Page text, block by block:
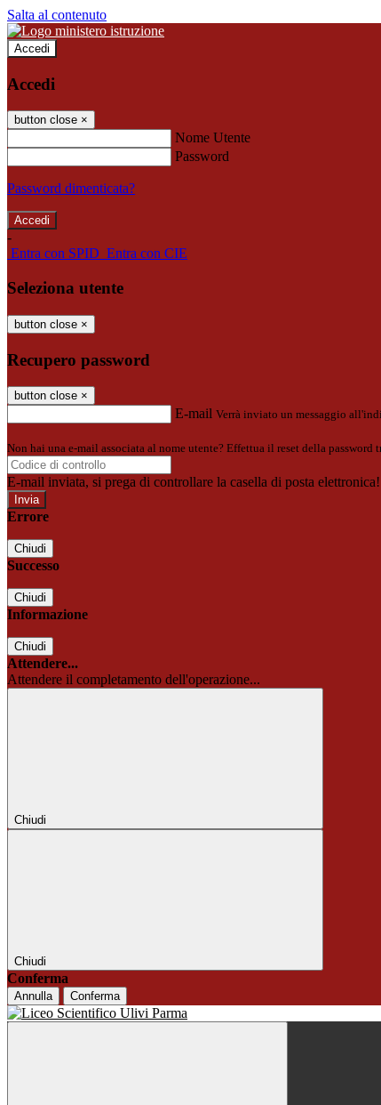
Salta al contenuto
Accedi
Accedi
button close ×
Nome Utente
Password
Password dimenticata?
-
Entra con SPID Entra con CIE
Seleziona utente
button close ×
Recupero password
button close ×
E-mail Verrà inviato un messaggio
Non hai una e-mail associata al nome utente? Effettua il reset della password
E-mail inviata, si prega di controllare la casella di posta elettronica!
Errore
Chiudi
Successo
Chiudi
Informazione
Chiudi
Attendere...
Attendere il completamento dell'operazione...
Chiudi
Chiudi
Conferma
Annulla Conferma